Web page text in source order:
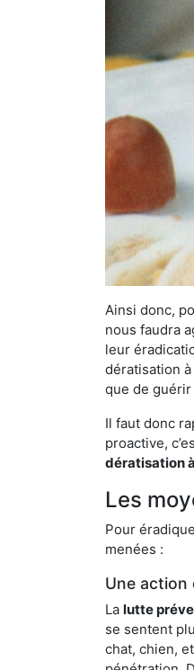
Ainsi donc,
nous faudra
leur
dératisation
que de
Il faut donc
proactive,
dératisation
Les
Pour
menées :
Une action
La lutte
se sentent
chat, chien,